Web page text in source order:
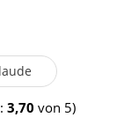
3,70 von 5)